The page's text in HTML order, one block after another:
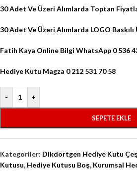
30 Adet Ve Üzeri Alımlarda Toptan
30 Adet Ve Üzeri Alımlarda LOGO
Fatih Kaya Online Bilgi WhatsApp 0 536
Hediye Kutu Magza 0 212 531 70 58
- +
SEPETE EKLE
Kategoriler: Dikdörtgen Hediye Kutu
Kutusu, Hediye Kutusu Boş, Kurumsal